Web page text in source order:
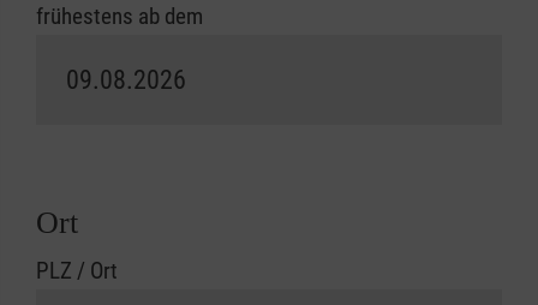
frühestens ab dem
Ort
PLZ / Ort